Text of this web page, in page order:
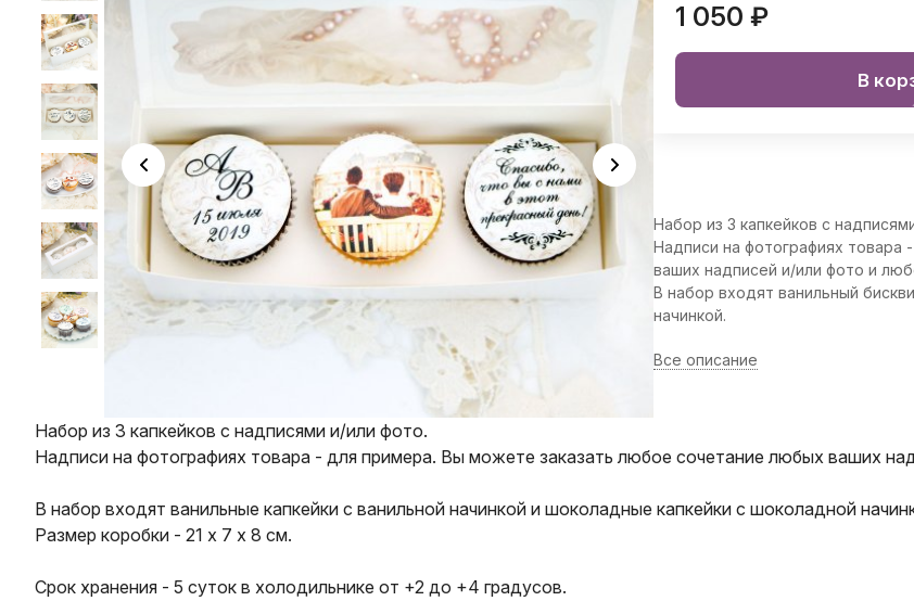
1 050 ₽
В
Набор из 3 капкейков с
Надписи на фотографиях
ваших надписей и/или фото и
В набор входят ванильный
начинкой.
Все описание
Набор из 3 капкейков с надписями и/или фото.
Надписи на фотографиях товара - для примера. Вы можете заказать любое сочетание любых ваших
В набор входят ванильные капкейки с ванильной начинкой и шоколадные капкейки с шоколадной
Размер коробки - 21 х 7 х 8 см.
Срок хранения - 5 суток в холодильнике от +2 до +4 градусов.